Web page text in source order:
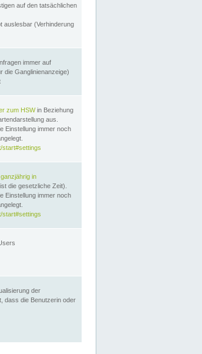
auf den tatsächlichen
auslesbar (Verhinderung
immer auf
die Ganglinienanzeige)
zum HSWin Beziehung
aus.
Einstellung immer noch
start#settings
in
die gesetzliche Zeit).
Einstellung immer noch
start#settings
der
dass die Benutzerin oder